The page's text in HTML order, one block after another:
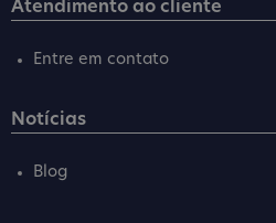
Atendimento ao cliente
Entre em contato
Notícias
Blog